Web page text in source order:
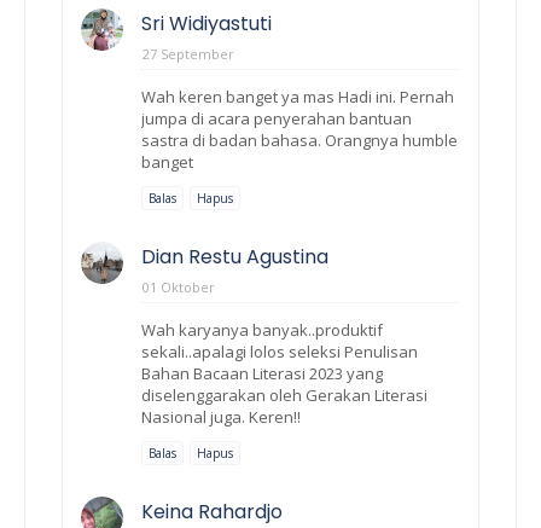
Sri Widiyastuti
27 September
Wah keren banget ya mas Hadi ini. Pernah
jumpa di acara penyerahan bantuan
sastra di badan bahasa. Orangnya humble
banget
Balas Hapus
Dian Restu Agustina
01 Oktober
Wah karyanya banyak..produktif
sekali..apalagi lolos seleksi Penulisan
Bahan Bacaan Literasi 2023 yang
diselenggarakan oleh Gerakan Literasi
Nasional juga. Keren!!
Balas Hapus
Keina Rahardjo